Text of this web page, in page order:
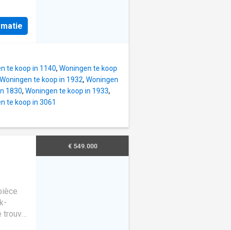
! Ces
m²
sur
la
te koop in 1140, Woningen te koop
Woningen te koop in 1932, Woningen
1830, Woningen te koop in 1933,
te koop in 3061
trouve
€ 549.000